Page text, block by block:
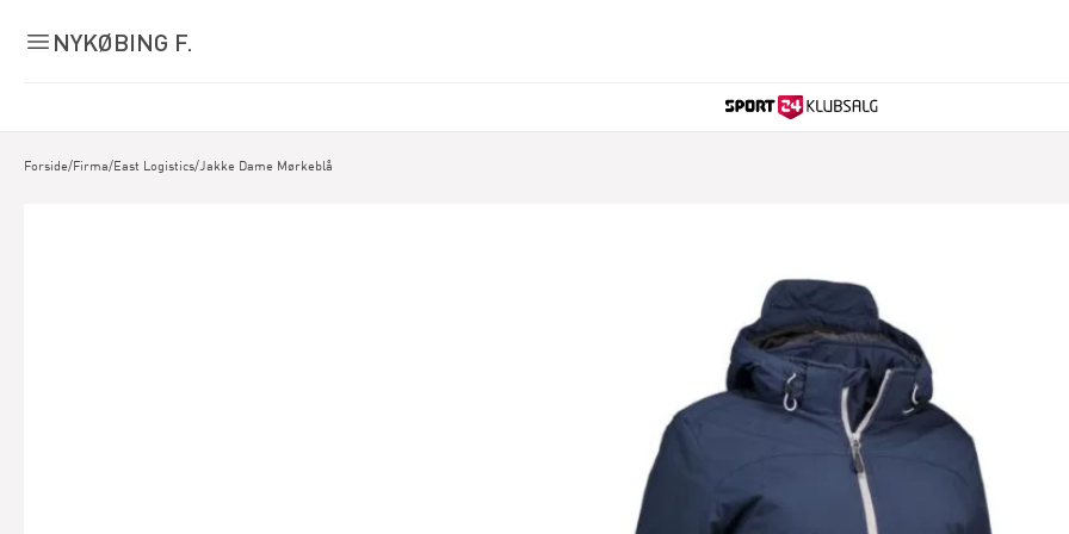
NYKØBING F.
Forside/Firma/East Logistics/ Jakke Dame Mørkeblå